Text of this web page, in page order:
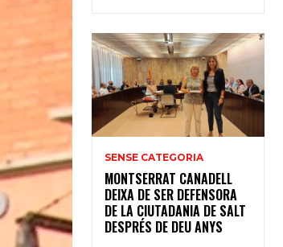
SENSE CATEGORIA
MONTSERRAT CANADELL
DEIXA DE SER DEFENSORA
DE LA CIUTADANIA DE SALT
DESPRÉS DE DEU ANYS